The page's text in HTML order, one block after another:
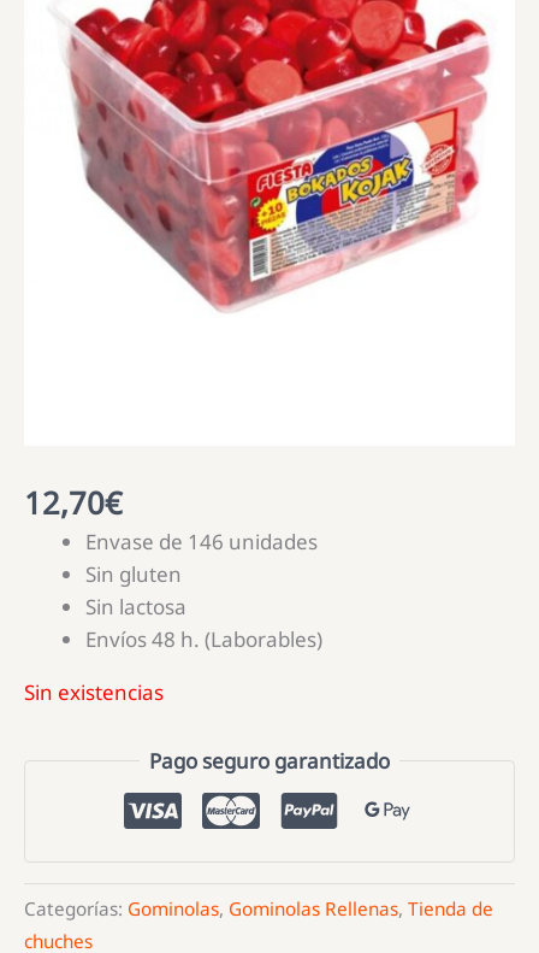
12,70€
Envase de 146 unidades
Sin gluten
Sin lactosa
Envíos 48 h. (Laborables)
Sin existencias
Pago seguro garantizado
Categorías: Gominolas, Gominolas Rellenas, Tienda de
chuches